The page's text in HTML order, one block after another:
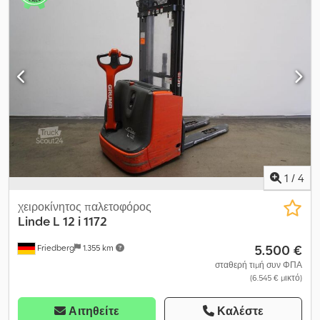
περονών:
, κενό βάρος:1.000 κιλ
1.911 χιλ. , συνολικό πλάτος:
, - Βύσμα οχήματος EX - Κάθετη αλλαγή
μπαταρίας - Διάφορα, 570 / 1150 mm - Κάτοχος πιρούνι Crsdpfjzq
H Tpex Aclef - SafetySpeed - Βραδεία κίνηση - Προστασία ιστού:
συρμάτινο πλέγμα - Έλεγχος πρόσβασης: διακόπτης με κλειδί -
Περιοχή 22 (3D) ATEX - Ομάδα έκρηξης II B, κατηγορία
θερμοκρασίας T4 (135 βαθμοί) - Τοποθετημένος συμπλέκτης
μπαταρίας ATEX - LSP 0.6 Αναφορά: ANL1004228
1 / 4
Friedberg 1.355 km
χειροκίνητος παλετοφόρος
Linde L 12 i 1172
5.500 €
σταθερή τιμή συν ΦΠΑ
(6.545 € μικτό)
Αιτηθείτε Καλέστε